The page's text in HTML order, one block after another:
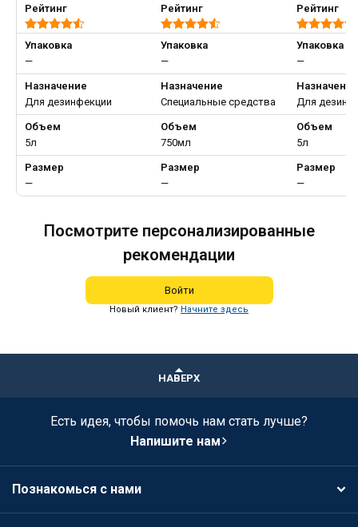
Рейтинг Рейтинг Рейтинг
Упаковка
—
Упаковка
—
Упаковка
—
Назначение
Для дезинфекции
Назначение
Специальные средства
Назначение
Для
Объем
5л
Объем
750мл
Объем
5л
Размер
—
Размер
—
Размер
—
Посмотрите персонализированные
рекомендации
Войти
Новый клиент? Начните здесь
НАВЕРХ
Есть идея, чтобы помочь нам стать лучше?
Напишите нам
Познакомься с нами